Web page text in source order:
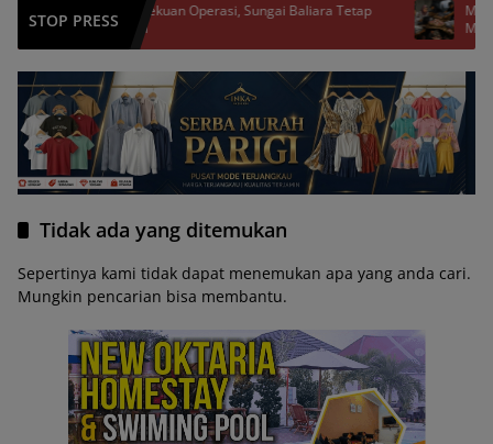
STOP PRESS
Pembekuan Operasi, Sungai Baliara Tetap
Digali
Mengurai LPJ
Morowali
Tidak ada yang ditemukan
Sepertinya kami tidak dapat menemukan apa yang anda cari.
Mungkin pencarian bisa membantu.